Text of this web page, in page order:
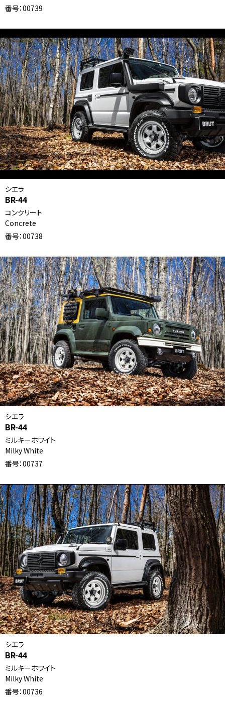
番号：00739
シエラ
BR-44
コンクリート
Concrete
番号：00738
シエラ
BR-44
ミルキーホワイト
Milky White
番号：00737
シエラ
BR-44
ミルキーホワイト
Milky White
番号：00736